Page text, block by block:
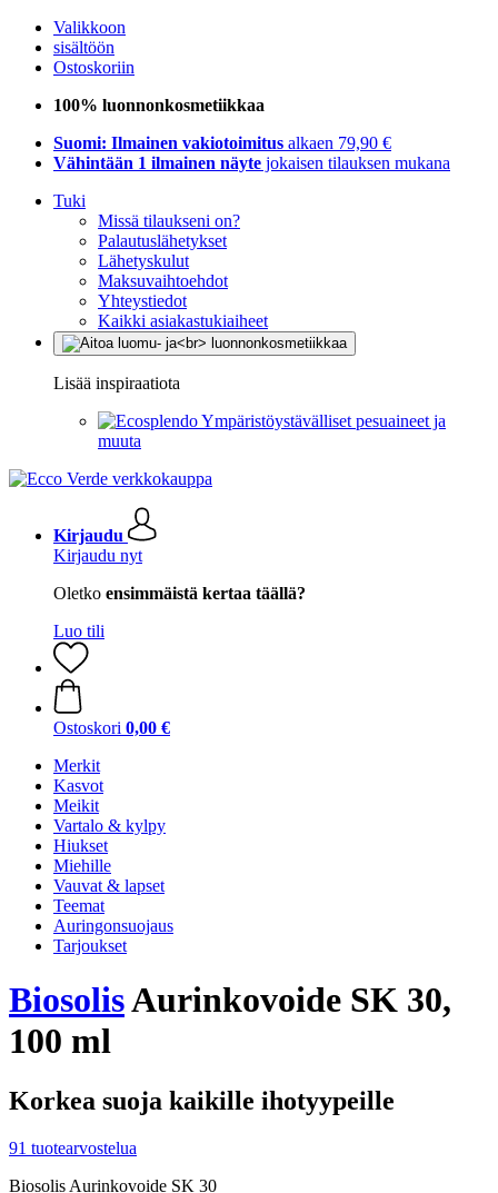
Valikkoon
sisältöön
Ostoskoriin
100% luonnonkosmetiikkaa
Suomi: Ilmainen vakiotoimitus alkaen 79,90 €
Vähintään 1 ilmainen näyte jokaisen tilauksen mukana
Tuki
Missä tilaukseni on?
Palautuslähetykset
Lähetyskulut
Maksuvaihtoehdot
Yhteystiedot
Kaikki asiakastukiaiheet
Lisää inspiraatiota
Ympäristöystävälliset pesuaineet ja
muuta
Kirjaudu
Kirjaudu nyt
Oletko ensimmäistä kertaa täällä?
Luo tili
Ostoskori 0,00 €
Merkit
Kasvot
Meikit
Vartalo & kylpy
Hiukset
Miehille
Vauvat & lapset
Teemat
Auringonsuojaus
Tarjoukset
BiosolisAurinkovoide SK 30,
100 ml
Korkea suoja kaikille ihotyypeille
91 tuotearvostelua
Biosolis Aurinkovoide SK 30